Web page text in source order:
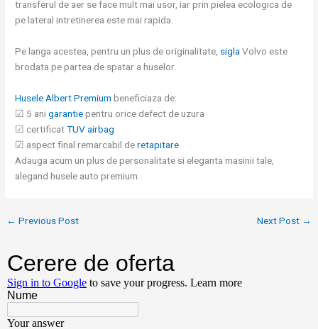
transferul de aer se face mult mai usor, iar prin pielea ecologica de
pe lateral intretinerea este mai rapida.
Pe langa acestea, pentru un plus de originalitate, siglaVolvo este
brodata pe partea de spatar a huselor.
Husele Albert Premium beneficiaza de:
☑ 5 anigarantiepentru orice defect de uzura
☑ certificatTUV airbag
☑ aspect final remarcabil deretapitare
Adauga acum un plus de personalitate si eleganta masinii tale,
alegand husele auto premium.
← Previous Post Next Post →